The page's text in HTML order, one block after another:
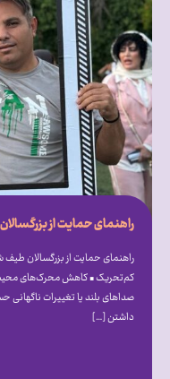
کم‌تحریک • کاهش محرک‌های
صداهای بلند یا تغییرات
داشتن […]